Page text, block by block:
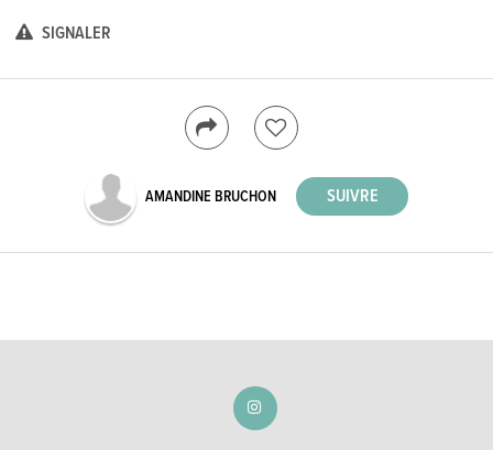
SIGNALER
AMANDINE BRUCHON